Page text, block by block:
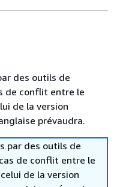
des outils de
de conflit entre le
de la version
prévaudra.
par des outils de
de conflit entre le
de la version